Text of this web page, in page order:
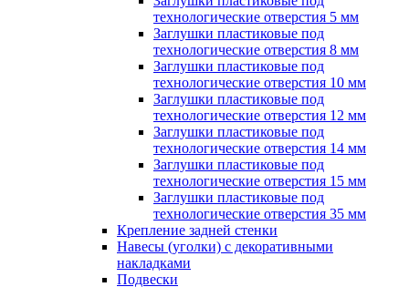
технологические отверстия 5 мм
Заглушки пластиковые под
технологические отверстия 8 мм
Заглушки пластиковые под
технологические отверстия 10 мм
Заглушки пластиковые под
технологические отверстия 12 мм
Заглушки пластиковые под
технологические отверстия 14 мм
Заглушки пластиковые под
технологические отверстия 15 мм
Заглушки пластиковые под
технологические отверстия 35 мм
Крепление задней стенки
Навесы (уголки) с декоративными
накладками
Подвески